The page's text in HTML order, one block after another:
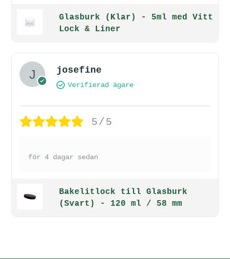
Glasburk (Klar) - 5ml med Vitt
Lock & Liner
josefine
Verifierad ägare
5/5
för 4 dagar sedan
Bakelitlock till Glasburk
(Svart) - 120 ml / 58 mm